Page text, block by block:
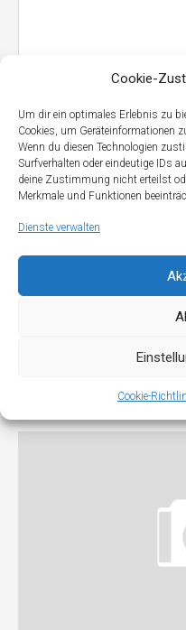
Cookie-
Um dir ein optimales Erlebnis zu
Cookies, um Geräteinformationen
Wenn du diesen Technologien
Surfverhalten oder eindeutige IDs
deine Zustimmung nicht erteilst
Merkmale und Funktionen
Dienste verwalten
Cookie-
FW-Technik –